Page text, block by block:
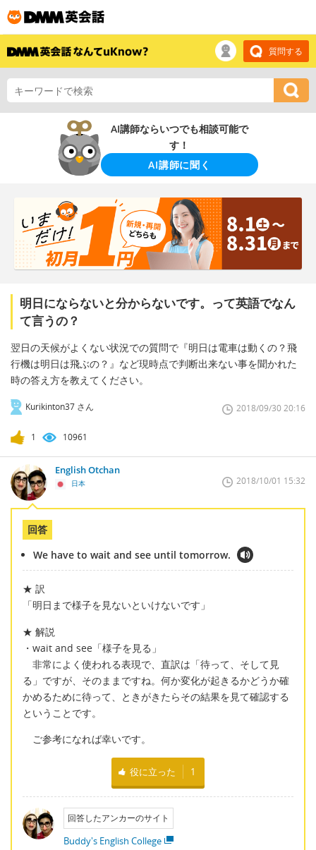
質問する
AI講師ならいつでも相談可能で
す！
AI講師に聞く
明日にならないと分からないです。って英語でなん
て言うの？
翌日の天候がよくない状況での質問で『明日は電車は動くの？飛
行機は明日は飛ぶの？』など現時点で判断出来ない事を聞かれた
時の答え方を教えてください。
Kurikinton37 さん 2018/09/30 20:16
1 10961
English Otchan
日本 2018/10/01 15:32
回答
We have to wait and see until tomorrow.
★ 訳
「明日まで様子を見ないといけないです」
★ 解説
・wait and see「様子を見る」
非常によく使われる表現で、直訳は「待って、そして見
る」ですが、そのままですね。何か変化が起きるかどうか確
かめるために待って、ときがきたらその結果を見て確認する
ということです。
ご参考になれば幸いです。
役に立った 1
回答したアンカーのサイト
Buddy's English College